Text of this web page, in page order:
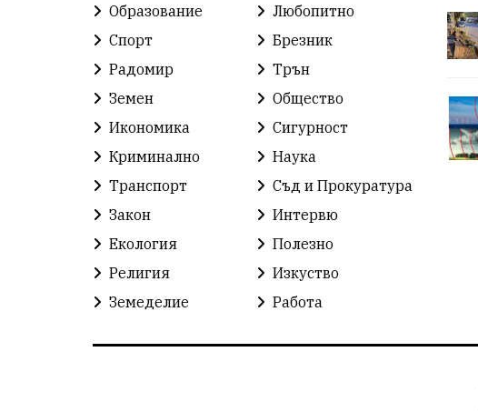
Образование
Любопитно
Спорт
Брезник
Радомир
Трън
Земен
Общество
Икономика
Сигурност
Криминално
Наука
Транспорт
Съд и Прокуратура
Закон
Интервю
Екология
Полезно
Религия
Изкуство
Земеделие
Работа